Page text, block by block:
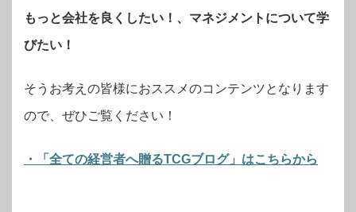
もっと会社を良くしたい！、マネジメントについて学
びたい！
そうお考えの皆様におススメのコンテンツとなります
ので、ぜひご覧ください！
・「全ての経営者へ贈るTCGブログ」はこちらから